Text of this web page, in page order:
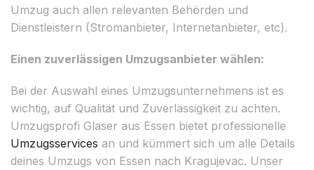
Umzug auch allen relevanten Behörden und
Dienstleistern (Stromanbieter, Internetanbieter, etc).
Einen zuverlässigen Umzugsanbieter wählen:
Bei der Auswahl eines Umzugsunternehmens ist es
wichtig, auf Qualität und Zuverlässigkeit zu achten.
Umzugsprofi Glaser aus Essen bietet professionelle
Umzugsservices an und kümmert sich um alle Details
deines Umzugs von Essen nach Kragujevac. Unser